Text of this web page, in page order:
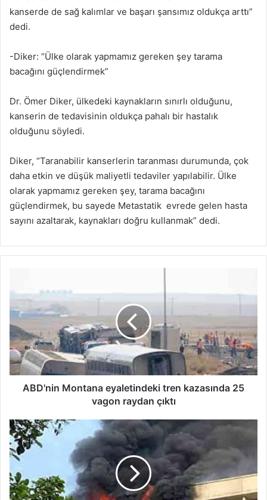
kanserde de sağ kalımlar ve başarı şansımız oldukça arttı”
dedi.
-Diker: “Ülke olarak yapmamız gereken şey tarama
bacağını güçlendirmek”
Dr. Ömer Diker, ülkedeki kaynakların sınırlı olduğunu,
kanserin de tedavisinin oldukça pahalı bir hastalık
olduğunu söyledi.
Diker, “Taranabilir kanserlerin taranması durumunda, çok
daha etkin ve düşük maliyetli tedaviler yapılabilir. Ülke
olarak yapmamız gereken şey, tarama bacağını
güçlendirmek, bu sayede Metastatik evrede gelen hasta
sayını azaltarak, kaynakları doğru kullanmak” dedi.
eyaletindeki
tren
kazasında
25
vagon
raydan
çıktı
ABD'nin Montana eyaletindeki tren kazasında 25
vagon raydan çıktı
Burhan’s
Otel’de
çıkan
yangında
bazı
eşyalar